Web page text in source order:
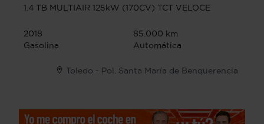
1.4 TB MULTIAIR 125kW (170CV) TCT VELOCE
2018
85.000 km
Gasolina
Automática
Toledo - Pol. Santa María de Benquerencia